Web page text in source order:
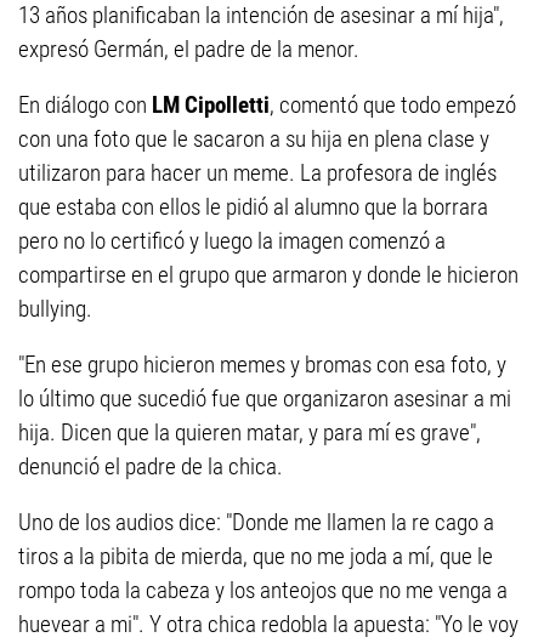
13 años planificaban la intención de asesinar a mí hija",
expresó Germán, el padre de la menor.
En diálogo con LM Cipolletti, comentó que todo empezó
con una foto que le sacaron a su hija en plena clase y
utilizaron para hacer un meme. La profesora de inglés
que estaba con ellos le pidió al alumno que la borrara
pero no lo certificó y luego la imagen comenzó a
compartirse en el grupo que armaron y donde le hicieron
bullying.
"En ese grupo hicieron memes y bromas con esa foto, y
lo último que sucedió fue que organizaron asesinar a mi
hija. Dicen que la quieren matar, y para mí es grave",
denunció el padre de la chica.
Uno de los audios dice: "Donde me llamen la re cago a
tiros a la pibita de mierda, que no me joda a mí, que le
rompo toda la cabeza y los anteojos que no me venga a
huevear a mi". Y otra chica redobla la apuesta: "Yo le voy